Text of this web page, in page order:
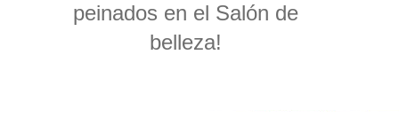
peinados en el Salón de
belleza!